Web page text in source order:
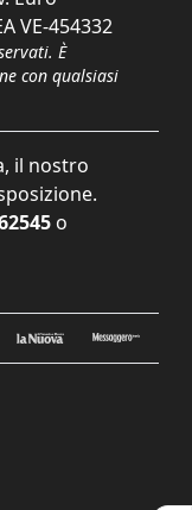
VE-454332
È
con qualsiasi
il nostro
o